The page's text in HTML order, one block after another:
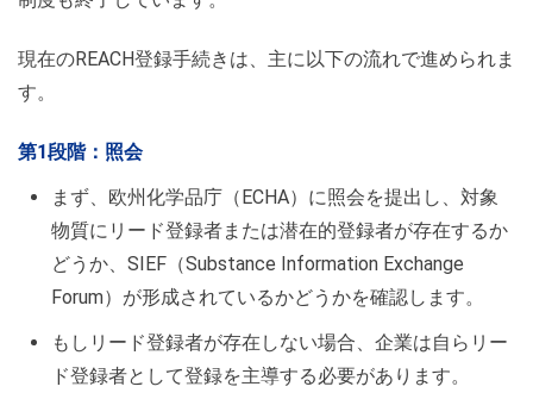
現在のREACH登録手続きは、主に以下の流れで進められま
す。
第1段階：照会
まず、欧州化学品庁（ECHA）に照会を提出し、対象
物質にリード登録者または潜在的登録者が存在するか
どうか、SIEF（Substance Information Exchange
Forum）が形成されているかどうかを確認します。
もしリード登録者が存在しない場合、企業は自らリー
ド登録者として登録を主導する必要があります。